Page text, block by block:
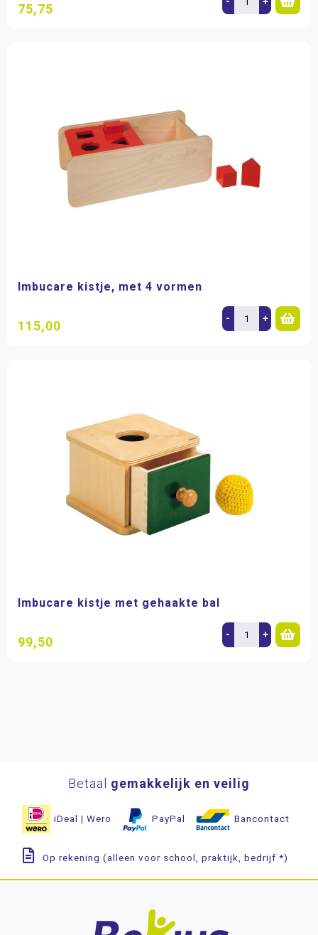
75,75
Imbucare kistje, met 4 vormen
115,00 - +
Imbucare kistje met gehaakte bal
99,50 - +
Betaal gemakkelijk en veilig
iDeal | Wero PayPal Bancontact
Op rekening (alleen voor school, praktijk, bedrijf *)